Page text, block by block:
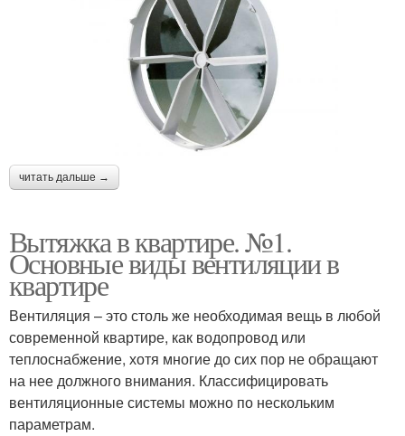
читать дальше →
Вытяжка в квартире. №1.
Основные виды вентиляции в
квартире
Вентиляция – это столь же необходимая вещь в любой
современной квартире, как водопровод или
теплоснабжение, хотя многие до сих пор не обращают
на нее должного внимания. Классифицировать
вентиляционные системы можно по нескольким
параметрам.